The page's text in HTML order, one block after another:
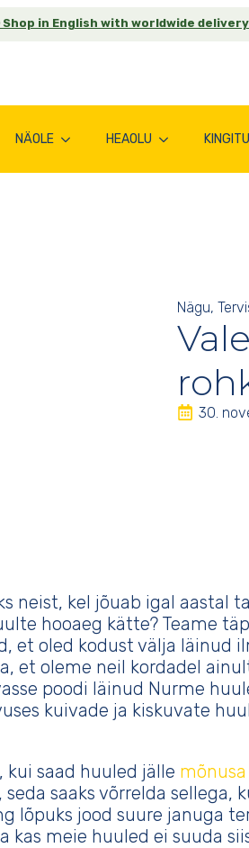
Shop in English with worldwide
NÄOLE HEAOLU
Nägu
30.
neist, kel jõuab igal aastal
hooaeg kätte? Teame
et oled kodust välja läinud
et oleme neil kordadel
poodi läinud Nurme
kuivade ja kiskuvate
kui saad huuled jälle
saaks võrrelda sellega,
lõpuks jood suure januga
kas meie huuled ei suuda